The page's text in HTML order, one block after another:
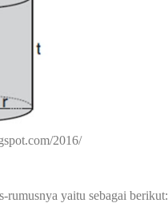
2016/
yaitu sebagai berikut: